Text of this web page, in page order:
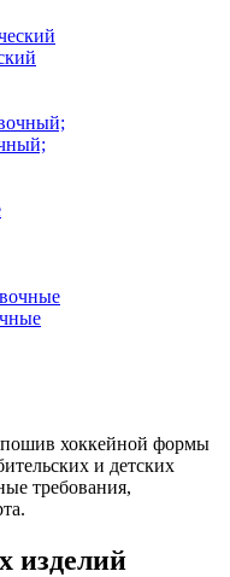
пошив хоккейной формы
и детских
требования,
изделий